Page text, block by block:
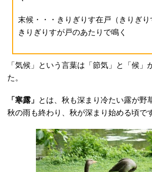
末候・・・きりぎりす在戸（きりぎり
きりぎりすが戸のあたりで鳴く
「気候」という言葉は「節気」と「候」
た。
「寒露」 とは、秋も深まり冷たい露が野
秋の雨も終わり、秋が深まり始める頃で